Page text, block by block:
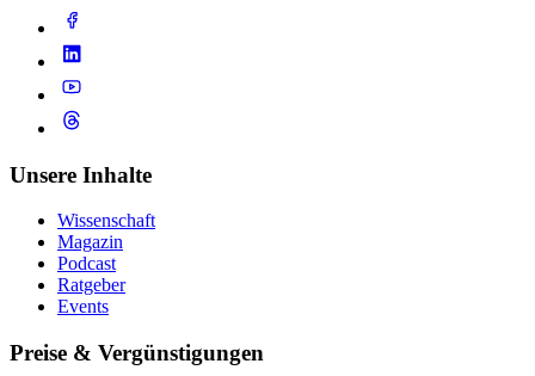
Unsere Inhalte
Wissenschaft
Magazin
Podcast
Ratgeber
Events
Preise & Vergünstigungen